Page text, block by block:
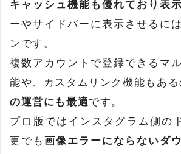
キャッシュ機能も優れており表
ーやサイドバーに表示させるに
ンです。
複数アカウントで登録できるマ
能や、カスタムリンク機能もある
の運営にも最適です。
プロ版ではインスタグラム側の
更でも 画像エラーにならないダ